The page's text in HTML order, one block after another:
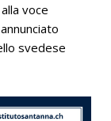
voce
svedese